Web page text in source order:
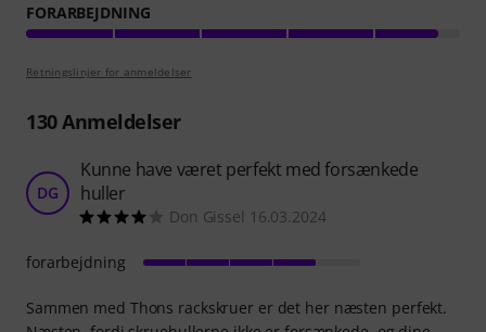
FORARBEJDNING
Retningslinjer for anmeldelser
130Anmeldelser
DG
Kunne have været perfekt med forsænkede
huller
Don Gissel 16.03.2024
Sammen med Thons rackskruer er det her næsten perfekt.
forarbejdning